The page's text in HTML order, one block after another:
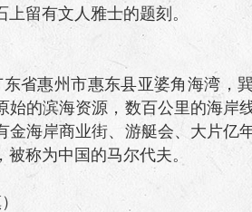
留有文人雅士的题刻。
省惠州市惠东县亚婆角海湾，
始的滨海资源，数百公里的海岸
金海岸商业街、游艇会、大片亿
称为中国的马尔代夫。